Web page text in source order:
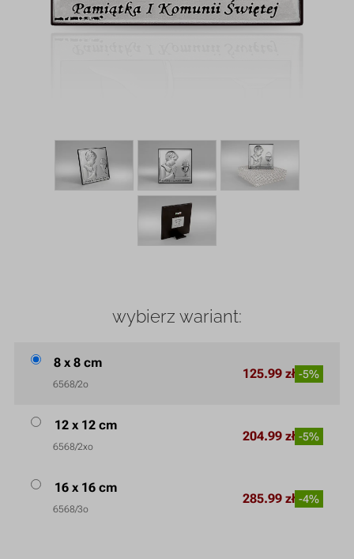
wybierz wariant:
8 x 8 cm
6568/2o
125.99 zł -5%
12 x 12 cm
6568/2xo
204.99 zł -5%
16 x 16 cm
6568/3o
285.99 zł -4%